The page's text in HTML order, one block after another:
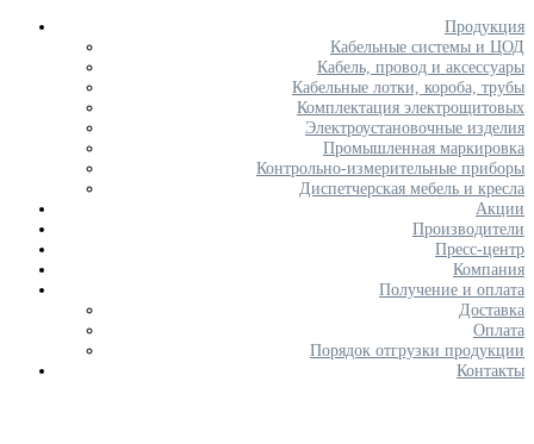
Продукция
Кабельные системы и ЦОД
Кабель, провод и аксессуары
Кабельные лотки, короба, трубы
Комплектация электрощитовых
Электроустановочные изделия
Промышленная маркировка
Контрольно-измерительные приборы
Диспетчерская мебель и кресла
Акции
Производители
Пресс-центр
Компания
Получение и оплата
Доставка
Оплата
Порядок отгрузки продукции
Контакты